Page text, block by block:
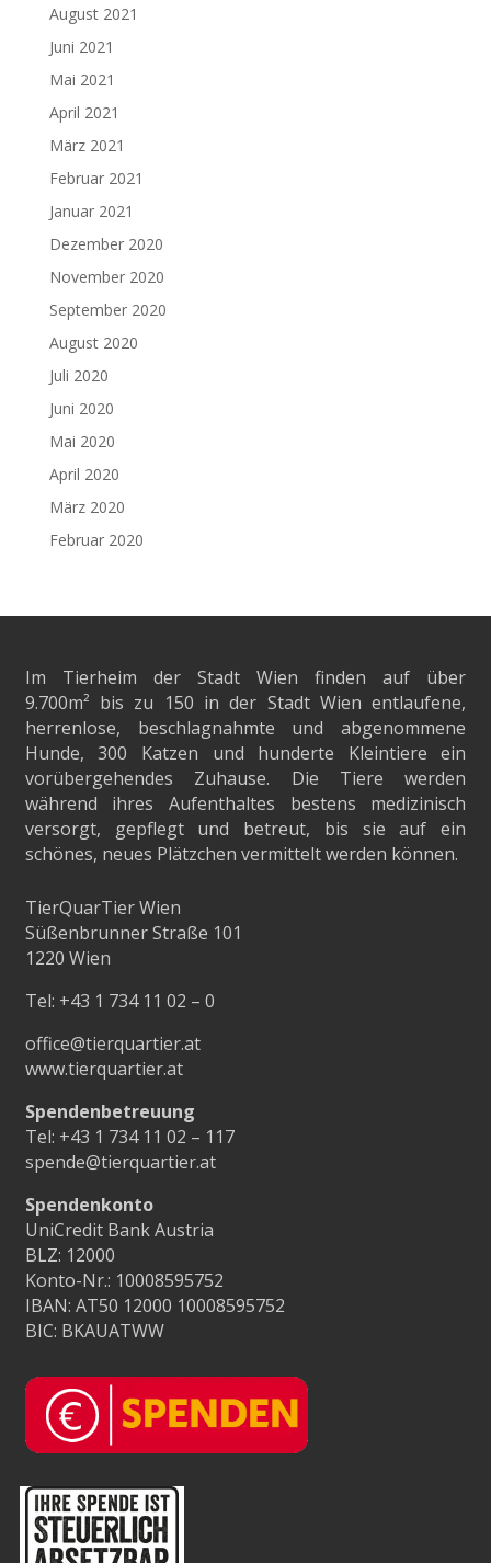
August 2021
Juni 2021
Mai 2021
April 2021
März 2021
Februar 2021
Januar 2021
Dezember 2020
November 2020
September 2020
August 2020
Juli 2020
Juni 2020
Mai 2020
April 2020
März 2020
Februar 2020
Im Tierheim der Stadt Wien finden auf über
9.700m² bis zu 150 in der Stadt Wien entlaufene,
herrenlose, beschlagnahmte und abgenommene
Hunde, 300 Katzen und hunderte Kleintiere ein
vorübergehendes Zuhause. Die Tiere werden
während ihres Aufenthaltes bestens medizinisch
versorgt, gepflegt und betreut, bis sie auf ein
schönes, neues Plätzchen vermittelt werden können.
TierQuarTier Wien
Süßenbrunner Straße 101
1220 Wien
Tel: +43 1 734 11 02 – 0
office@tierquartier.at
www.tierquartier.at
Spendenbetreuung
Tel: +43 1 734 11 02 – 117
spende@tierquartier.at
Spendenkonto
UniCredit Bank Austria
BLZ: 12000
Konto-Nr.: 10008595752
IBAN: AT50 12000 10008595752
BIC: BKAUATWW